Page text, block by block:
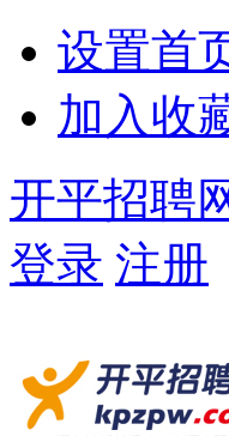
设置首
加入收
开平招聘
登录 注册